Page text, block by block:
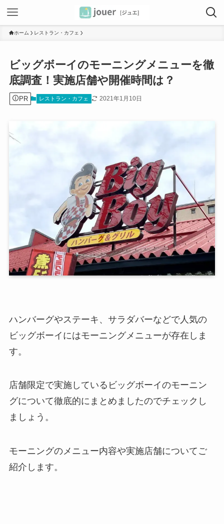
ホーム レストラン・カフェ
ビッグボーイのモーニングメニューを徹
底調査！実施店舗や開催時間は？
PR レストラン・カフェ 2021年1月10日
ハンバーグやステーキ、サラダバーなどで人気の
ビッグボーイにはモーニングメニューが存在しま
す。
店舗限定で実施しているビッグボーイのモーニン
グについて徹底的にまとめましたのでチェックし
ましょう。
モーニングのメニュー内容や実施店舗についてご
紹介します。